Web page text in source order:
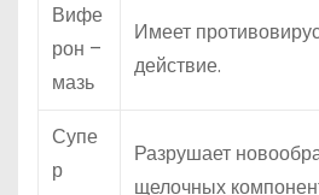
Вифе
рон –
мазь
Имеет
действие.
Супе
р
Разрушает
щелочных